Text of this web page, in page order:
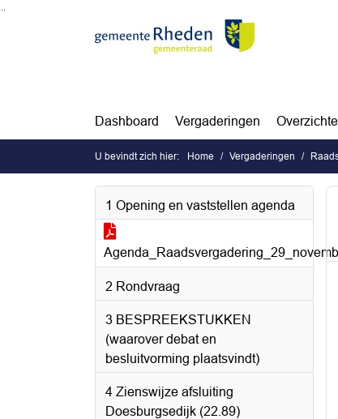
Dashboard Vergaderingen
U bevindt zich hier: Home Vergaderingen
1 Opening en vaststellen agenda
2 Rondvraag
3 BESPREEKSTUKKEN
(waarover debat en
besluitvorming plaatsvindt)
4 Zienswijze afsluiting
Doesburgsedijk (22.89)